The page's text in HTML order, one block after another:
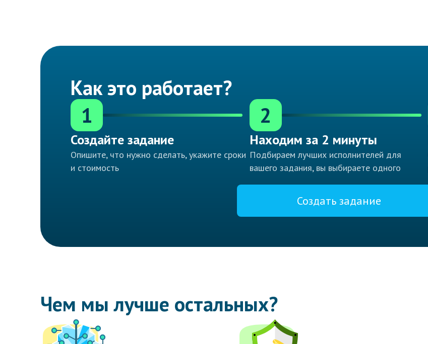
Как это работает?
1
Создайте задание
Опишите, что нужно сделать, укажите сроки
и стоимость
2
Находим за 2 минуты
Подбираем лучших исполнителей для
вашего задания, вы выбираете одного
Создать задание
Чем мы лучше остальных?